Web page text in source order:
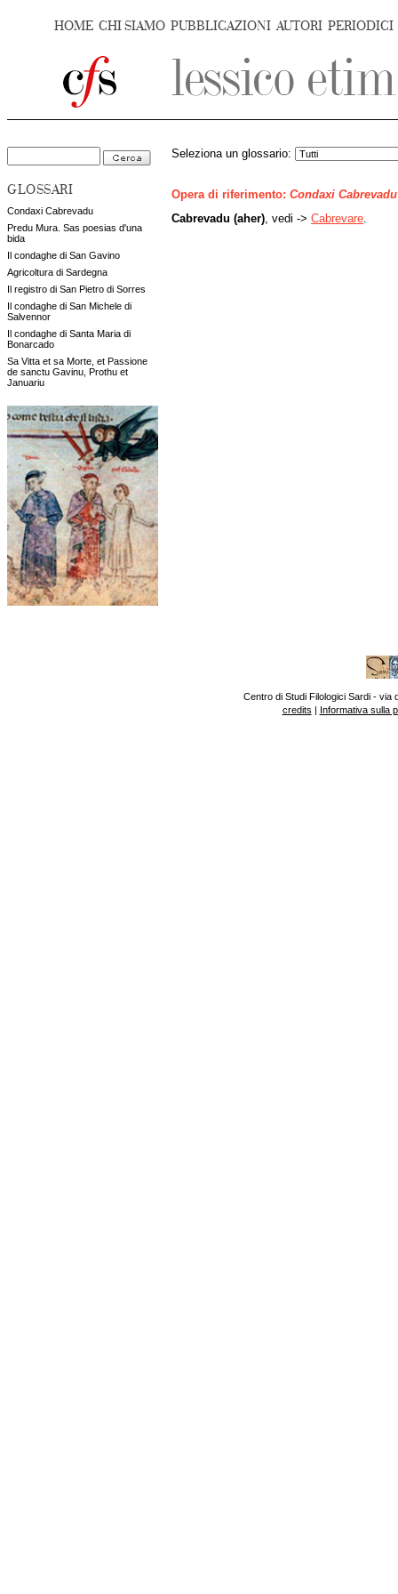
HOME CHI SIAMO PUBBLICAZIONI AUTORI PERIODICI
GLOSSARI
Condaxi Cabrevadu
Predu Mura. Sas poesias d'una
bida
Il condaghe di San Gavino
Agricoltura di Sardegna
Il registro di San Pietro di Sorres
Il condaghe di San Michele di
Salvennor
Il condaghe di Santa Maria di
Bonarcado
Sa Vitta et sa Morte, et Passione
de sanctu Gavinu, Prothu et
Januariu
Seleziona un glossario:
Opera di riferimento: Condaxi Cabrevadu
Cabrevadu (aher) , vedi -> Cabrevare
Centro di Studi Filologici Sardi - via
credits | Informativa sulla